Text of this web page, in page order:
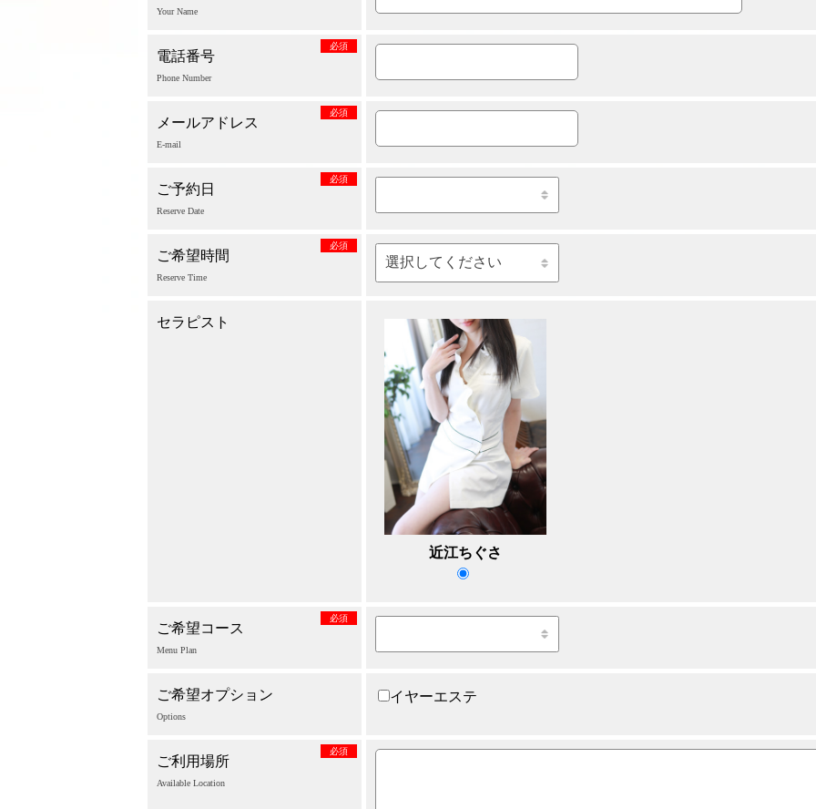
Your Name
電話番号
必須
Phone Number
メールアドレス
必須
E-mail
ご予約日
必須
Reserve Date
ご希望時間
必須
Reserve Time
セラピスト
近江ちぐさ
ご希望コース
必須
Menu Plan
ご希望オプション
Options
イヤーエステ
ご利用場所
必須
Available Location